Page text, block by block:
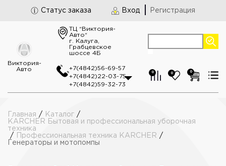
Статус заказа Вход Регистрация
Виктория-
Авто
ТЦ “Виктория-
Авто“
г. Калуга,
Грабцевское
шоссе 4Б
+7(4842)56-69-57
+7(4842)22-03-75
+7(4842)59-32-73
0 0 0
Главная / Каталог /
KARCHER Бытовая и профессиональная уборочная
техника
/
Профессиональная техника KARCHER /
Генераторы и мотопомпы